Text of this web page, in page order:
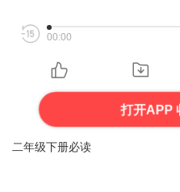
00:00
打开APP
二年级下册必读